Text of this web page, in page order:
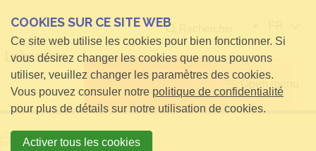
Open menu
HomeNouvelles
COOKIES SUR CE SITE WEB
Ce site web utilise les cookies pour bien fonctionner. Si
vous désirez changer les cookies que nous pouvons
utiliser, veuillez changer les paramètres des cookies.
Vous pouvez consuler notre politique de confidentialité
pour plus de détails sur notre utilisation de cookies.
Activer tous les cookies